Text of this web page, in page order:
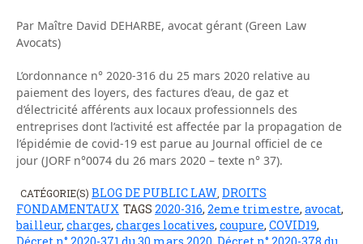
Par Maître David DEHARBE, avocat gérant (Green Law
Avocats)
L’ordonnance n° 2020-316 du 25 mars 2020 relative au
paiement des loyers, des factures d’eau, de gaz et
d’électricité afférents aux locaux professionnels des
entreprises dont l’activité est affectée par la propagation de
l’épidémie de covid-19 est parue au Journal officiel de ce
jour (JORF n°0074 du 26 mars 2020 – texte n° 37).
CATÉGORIE(S) BLOG DE PUBLIC LAW DROITS
FONDAMENTAUX TAGS 2020-316, 2eme trimestre, avocat,
bailleur, charges, charges locatives, coupure, COVID19,